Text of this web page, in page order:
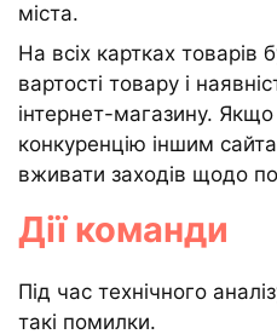
міста.
На всіх картках товарів
вартості товару і
інтернет-магазину.
конкуренцію іншим
вживати заходів щодо
Дії команди
Під час технічного
такі помилки.